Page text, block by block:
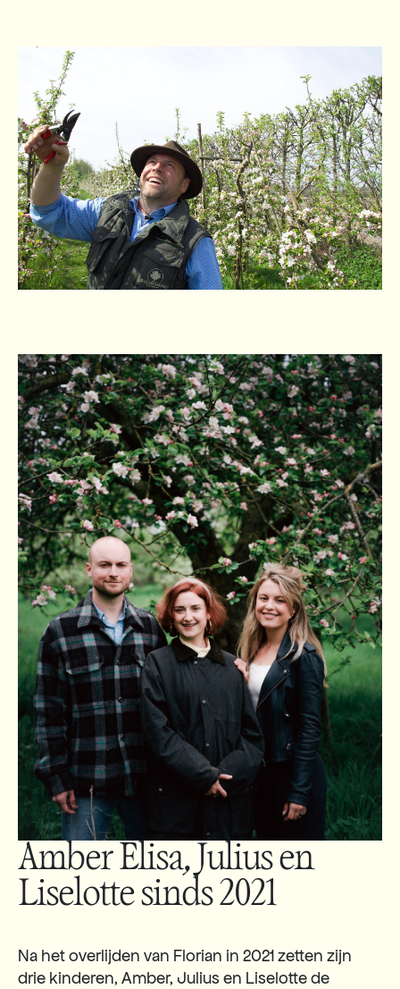
Amber Elisa, Julius en
Liselotte sinds 2021
Na het overlijden van Florian in 2021 zetten zijn
drie kinderen, Amber, Julius en Liselotte de